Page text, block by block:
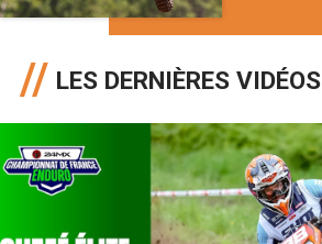
LES DERNIÈRES VIDÉOS